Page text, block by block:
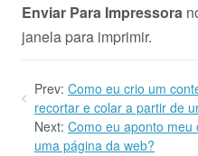
Enviar Para Impressora
janela para imprimir.
Prev: Como eu crio um
recortar e colar a partir de
Next: Como eu aponto
uma página da web?